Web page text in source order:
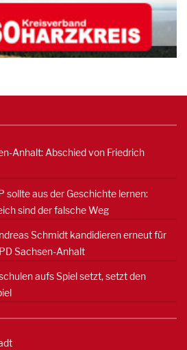
Anhalt: Abschied von Friedrich
sollte aus der Geschichte lernen:
sind der falsche Weg
Schmidt kandidieren erneut für
Sachsen-Anhalt
aufs Spiel setzt, setzt den